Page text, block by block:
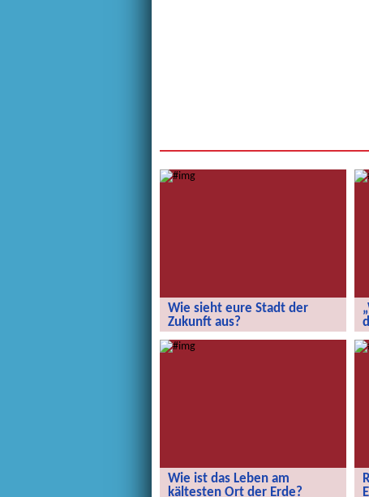
Wie sieht eure Stadt der
Zukunft aus?
Wie sieht eure Stadt der Zukunft aus?
Wie ist das Leben am
kältesten Ort der Erde?